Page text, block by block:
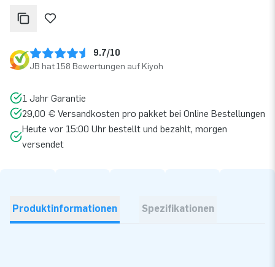
9.7/10
JB hat 158 Bewertungen auf Kiyoh
1 Jahr Garantie
29,00 € Versandkosten pro pakket bei Online Bestellungen
Heute vor 15:00 Uhr bestellt und bezahlt, morgen
versendet
Produktinformationen Spezifikationen